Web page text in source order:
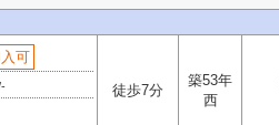
可
徒歩7分
築53年
西